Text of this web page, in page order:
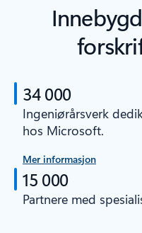
34 000
Ingeniørårsverk
hos Microsoft.
Mer informasjon
15 000
Partnere med